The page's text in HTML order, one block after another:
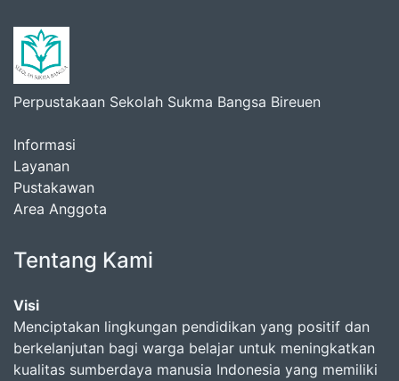
Perpustakaan Sekolah Sukma Bangsa Bireuen
Informasi
Layanan
Pustakawan
Area Anggota
Tentang Kami
Visi
Menciptakan lingkungan pendidikan yang positif dan
berkelanjutan bagi warga belajar untuk meningkatkan
kualitas sumberdaya manusia Indonesia yang memiliki